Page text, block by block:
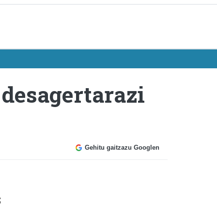
Gehitu gaitzazu Googlen